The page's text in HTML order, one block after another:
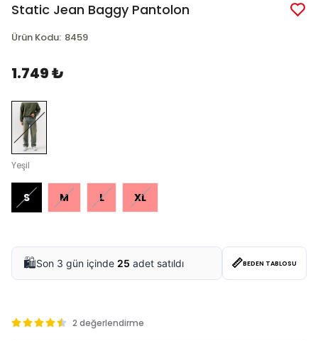
Static Jean Baggy Pantolon
Ürün Kodu: 8459
1.749 ₺
Yeşil
S M L XL
🛍️Son 3 gün içinde 25 adet satıldı 📏BEDEN TABLOSU
2 değerlendirme